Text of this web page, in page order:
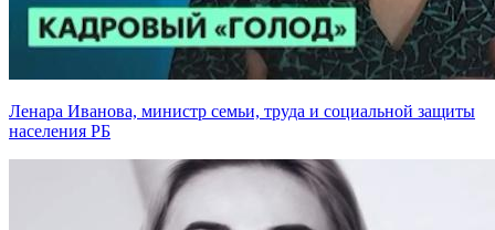
Ленара Иванова, министр семьи, труда и социальной защиты
населения РБ